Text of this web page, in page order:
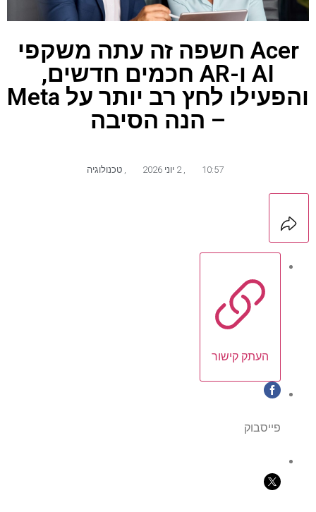
Acer חשפה זה עתה משקפי
AI ו-AR חכמים חדשים,
והפעילו לחץ רב יותר על Meta
– הנה הסיבה
10:57 טכנולוגיה
העתק קישור
פייסבוק